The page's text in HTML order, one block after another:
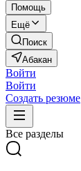
Помощь
Ещё
Поиск
Абакан
Войти
Войти
Создать резюме
Все разделы